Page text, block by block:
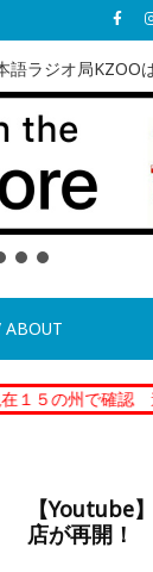
ラジオ局KZOO
認 連邦当局が発
【Youtube
店が再開！